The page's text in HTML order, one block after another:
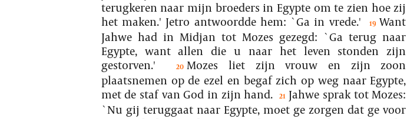
terugkeren naar mijn broeders in Egypte om te zien hoe zij
het maken.' Jetro antwoordde hem: `Ga in vrede.'
19 Want
Jahwe had in Midjan tot Mozes gezegd: `Ga terug naar
Egypte, want allen die u naar het leven stonden zijn
gestorven.'
20 Mozes liet zijn vrouw en zijn zoon
plaatsnemen op de ezel en begaf zich op weg naar Egypte,
met de staf van God in zijn hand.
21 Jahwe sprak tot Mozes:
`Nu gij teruggaat naar Egypte, moet ge zorgen dat ge voor